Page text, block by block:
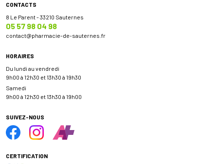
CONTACTS
8 Le Parent - 33210 Sauternes
05 57 98 04 98
contact@pharmacie-de-sauternes.fr
HORAIRES
Du lundi au vendredi
9h00 à 12h30 et 13h30 à 19h30
Samedi
9h00 à 12h30 et 13h30 à 19h00
SUIVEZ-NOUS
CERTIFICATION